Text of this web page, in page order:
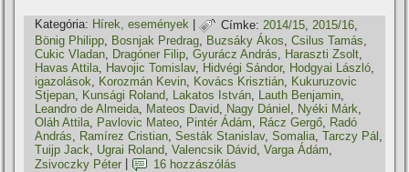
Kategória: Hí­rek, események | Címke: 2014/15 2015/16
Bönig Philipp, Bosnjak Predrag, Buzsáky Ákos,Csilus Tamás,
Cukic Vladan, Dragóner Filip,Gyurácz András, Haraszti Zsolt,
Havas Attila, Havojic Tomislav, Hidvégi Sándor, Hodgyai László,
igazolások, Korozmán Kevin, Kovács Krisztián, Kukuruzovic
Stjepan, Kunsági Roland, Lakatos István, Lauth Benjamin,
Leandro de Almeida, Mateos David, Nagy Dániel , Nyéki Márk,
Oláh Attila, Pavlovic Mateo, Pintér Ádám, Rácz Gergő, Radó
András, Ramí­rez Cristian,Sesták Stanislav,Somalia,Tarczy Pál ,
Tuijp Jack, Ugrai Roland,Valencsik Dávid,Varga Ádám,
Zsivoczky Péter
16 hozzászólás